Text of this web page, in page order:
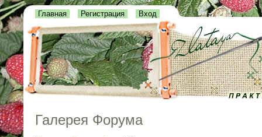
Главная Регистрация Вход
Галерея Форума